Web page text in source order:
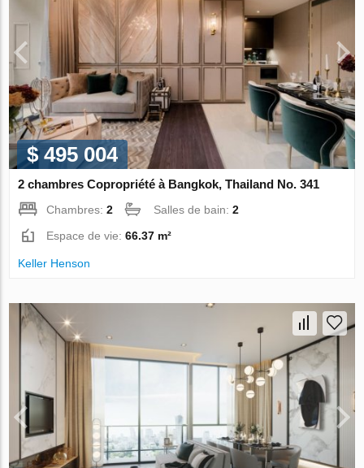
$ 495 004
2 chambres Copropriété à Bangkok, Thailand No. 341
Chambres:2 Salles de bain:2
Espace de vie:66.37 m²
Keller Henson